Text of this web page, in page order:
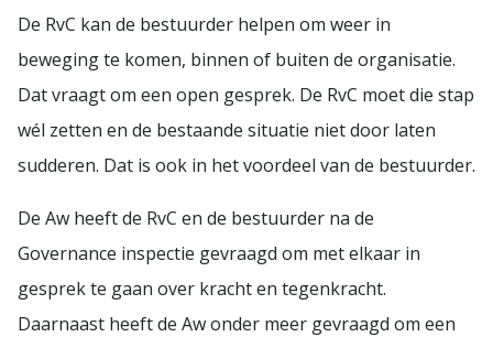
De RvC kan de bestuurder helpen om weer in
beweging te komen, binnen of buiten de organisatie.
Dat vraagt om een open gesprek. De RvC moet die stap
wél zetten en de bestaande situatie niet door laten
sudderen. Dat is ook in het voordeel van de bestuurder.
De Aw heeft de RvC en de bestuurder na de
Governance inspectie gevraagd om met elkaar in
gesprek te gaan over kracht en tegenkracht.
Daarnaast heeft de Aw onder meer gevraagd om een